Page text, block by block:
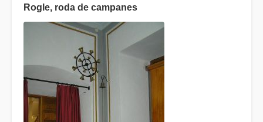
Rogle, roda de campanes